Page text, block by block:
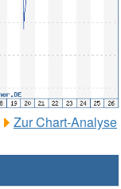
Zur Chart-Analyse